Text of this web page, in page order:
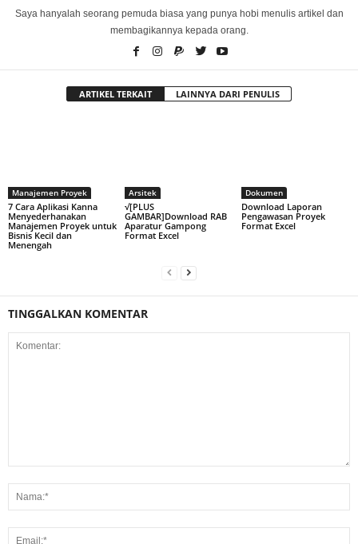
Saya hanyalah seorang pemuda biasa yang punya hobi menulis artikel dan
membagikannya kepada orang.
ARTIKEL TERKAIT LAINNYA DARI PENULIS
Manajemen Proyek
7 Cara Aplikasi Kanna
Menyederhanakan
Manajemen Proyek untuk
Bisnis Kecil dan
Menengah
Arsitek
√[PLUS
GAMBAR]Download RAB
Aparatur Gampong
Format Excel
Dokumen
Download Laporan
Pengawasan Proyek
Format Excel
TINGGALKAN KOMENTAR